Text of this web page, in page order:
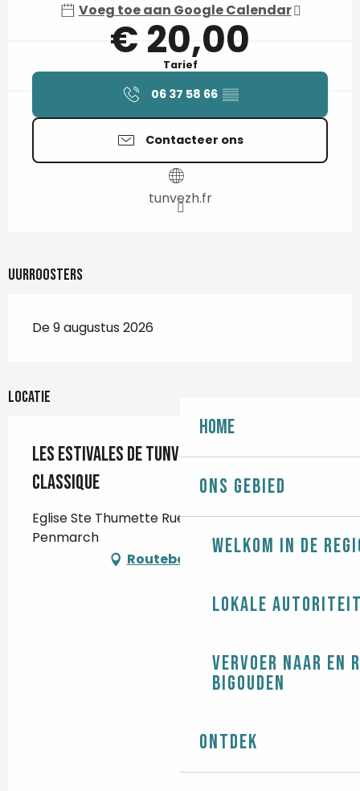
Home
Ons gebied
Welkom in de
Lokale
Vervoer naar en
Bigouden
Ontdek
Voeg toe aan Google Calendar
€ 20,00
Tarief
06 37 58 66 ▒▒
Contacteer ons
tunvezh.fr
Uurroosters
De 9 augustus 2026
Locatie
Les Estivales de Tunvezh - Musique
classique
Eglise Ste Thumette Rue du port, Kérity, 29760
Penmarch
Routebeschrijving